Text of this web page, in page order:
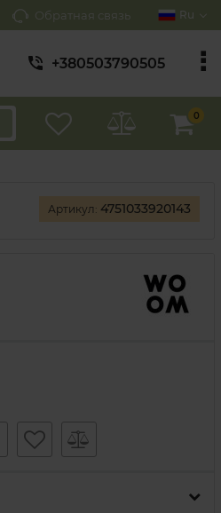
Обратная связь Ru
+380503790505
0
Артикул: 4751033920143